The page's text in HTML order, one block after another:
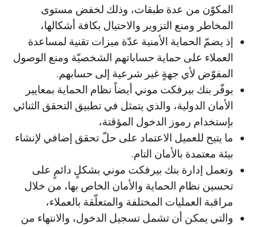
المكوّن من عدة طبقات، وذلك لخفض مستوى
المخاطر ومنع التزوير والاحتيال بكافة أشكالها،
إذ يضمّ الحماية الأمنية عدّة ميزات تقنية لمساعدة
العملاء على حماية حساباتهم الشخصيّة ومنع الوصول
المفوّض لأي جهةٍ غير شرعية إلى حسابهم.
يوفّر بنك بيرفكت موني أيضاً نظام الحماية بمعايير
الأمان الدولية، والذي يتمثل في تطبيق التحقق الثنائي
بإستخدام رموز الدخول المؤقتة،
ما يتيح للعميل الاعتماد على حلّ تحقق إضافي لإنشاء
بيئة معتمدة بالأمان التام.
وتعمل إدارة بنك بيرفكت موني بشكلٍ دائمٍ على
تحسين نظام الحماية والأمان الخاص بها، من خلال
مراقبة العمليات المختلفة والمتعلّقة بالعملاء،
والتي يمكن أن تشمل تسجيل الدخول، والانتهاء من